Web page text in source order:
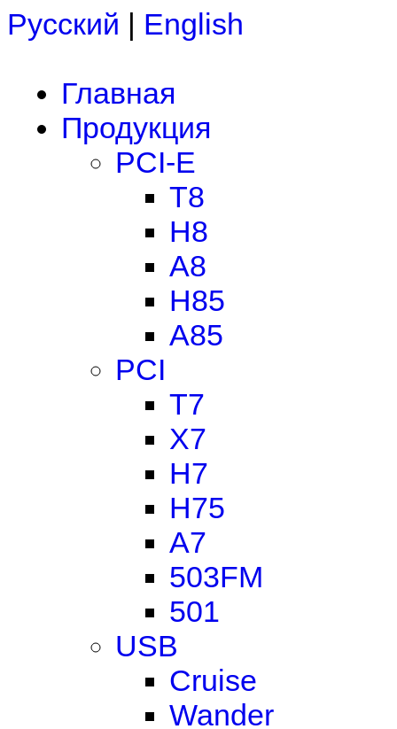
Русский | English
Главная
Продукция
PCI-E
T8
H8
A8
H85
A85
PCI
T7
X7
H7
H75
A7
503FM
501
USB
Cruise
Wander